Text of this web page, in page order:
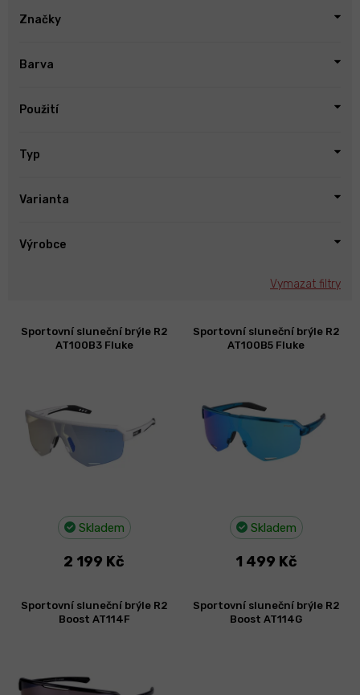
Značky
Barva
Použití
Typ
Varianta
Výrobce
Vymazat filtry
Sportovní sluneční brýle R2
AT100B3 Fluke
Skladem
2 199 Kč
Sportovní sluneční brýle R2
AT100B5 Fluke
Skladem
1 499 Kč
Sportovní sluneční brýle R2
Boost AT114F
Sportovní sluneční brýle R2
Boost AT114G